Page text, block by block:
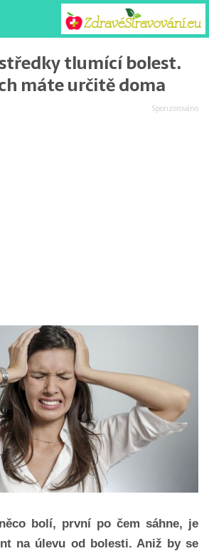
tlumící bolest.
máte určitě doma
bolí, první po čem sáhne, je
na úlevu od bolesti. Aniž by se